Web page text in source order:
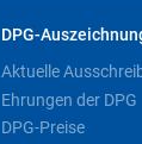
DPG-
Aktuelle
Ehrungen der DPG
DPG-Preise